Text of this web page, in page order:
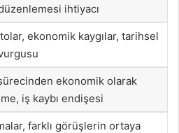
ihtiyacı
ekonomik kaygılar, tarihsel
sürecinden ekonomik olarak
iş kaybı endişesi
farklı görüşlerin ortaya